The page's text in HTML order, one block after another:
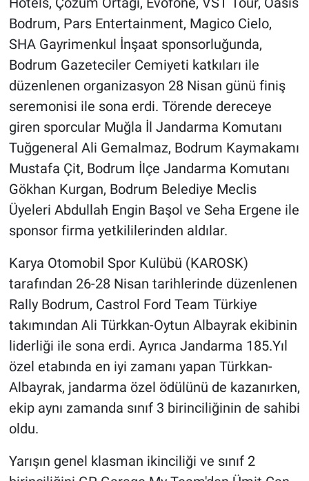
Bodrum, Pars Entertainment, Magico Cielo,
SHA Gayrimenkul İnşaat sponsorluğunda,
Bodrum Gazeteciler Cemiyeti katkıları ile
düzenlenen organizasyon 28 Nisan günü finiş
seremonisi ile sona erdi. Törende dereceye
giren sporcular Muğla İl Jandarma Komutanı
Tuğgeneral Ali Gemalmaz, Bodrum Kaymakamı
Mustafa Çit, Bodrum İlçe Jandarma Komutanı
Gökhan Kurgan, Bodrum Belediye Meclis
Üyeleri Abdullah Engin Başol ve Seha Ergene ile
sponsor firma yetkililerinden aldılar.
Karya Otomobil Spor Kulübü (KAROSK)
tarafından 26-28 Nisan tarihlerinde düzenlenen
Rally Bodrum, Castrol Ford Team Türkiye
takımından Ali Türkkan-Oytun Albayrak ekibinin
liderliği ile sona erdi. Ayrıca Jandarma 185.Yıl
özel etabında en iyi zamanı yapan Türkkan-
Albayrak, jandarma özel ödülünü de kazanırken,
ekip aynı zamanda sınıf 3 birinciliğinin de sahibi
oldu.
Yarışın genel klasman ikinciliği ve sınıf 2